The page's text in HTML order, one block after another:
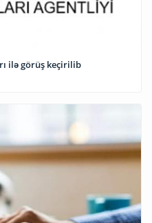
ilə görüş keçirilib